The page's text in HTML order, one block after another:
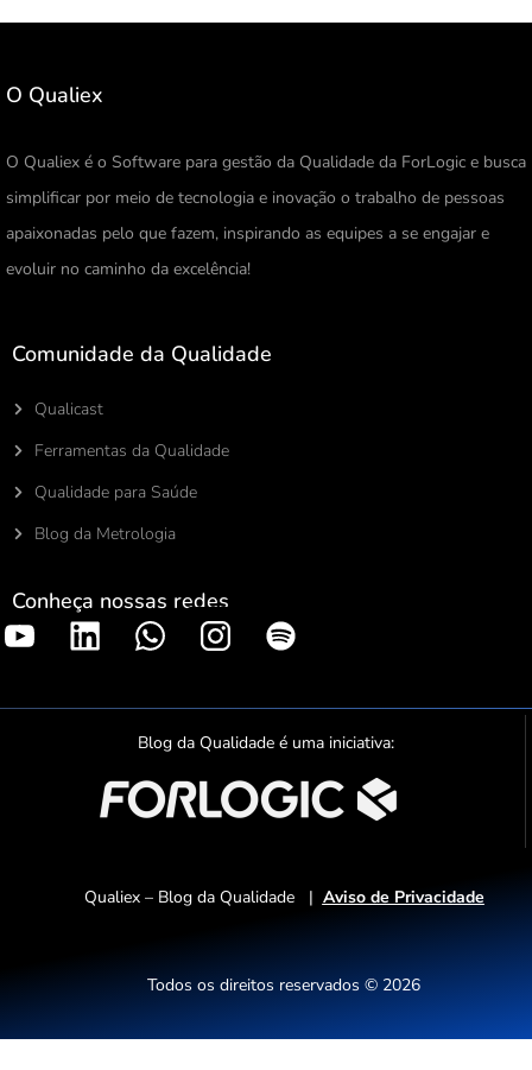
O Qualiex
O Qualiex é o Software para gestão da Qualidade da ForLogic e busca
simplificar por meio de tecnologia e inovação o trabalho de pessoas
apaixonadas pelo que fazem, inspirando as equipes a se engajar e
evoluir no caminho da excelência!
Comunidade da Qualidade
Qualicast
Ferramentas da Qualidade
Qualidade para Saúde
Blog da Metrologia
Conheça nossas redes
S
o
t
f
y
Blog da Qualidade é uma iniciativa:
Qualiex – Blog da Qualidade | Aviso de Privacidade
Todos os direitos reservados © 2026